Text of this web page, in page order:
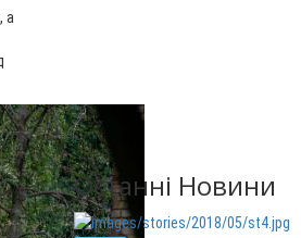
а
Останні Новини